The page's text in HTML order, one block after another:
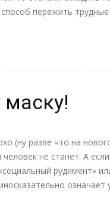
пережить
(ну разве что на
не станет. А
рудимент»
означает